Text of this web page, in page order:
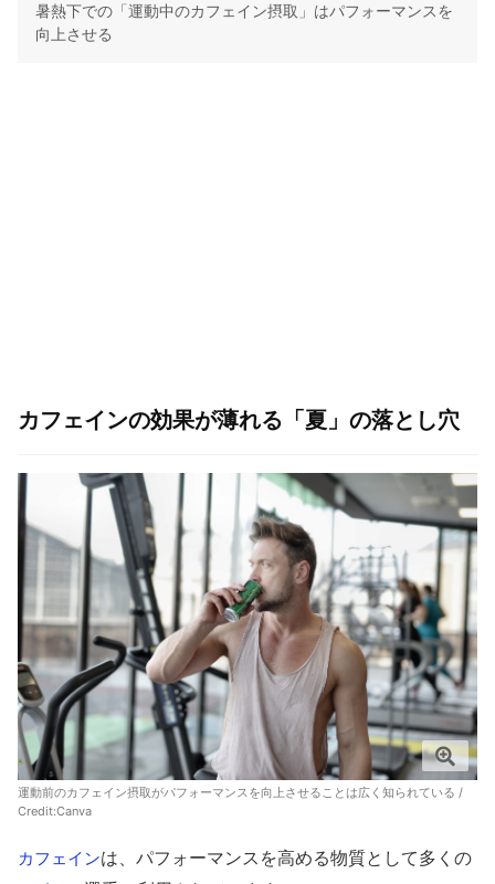
暑熱下での「運動中のカフェイン摂取」はパフォーマンスを
向上させる
カフェインの効果が薄れる「夏」の落とし穴
運動前のカフェイン摂取がパフォーマンスを向上させることは広く知られている /
Credit:Canva
カフェインは、パフォーマンスを高める物質として多くの